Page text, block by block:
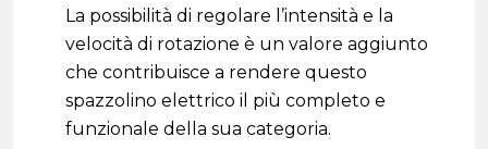
La possibilità di regolare l’intensità e la
velocità di rotazione è un valore aggiunto
che contribuisce a rendere questo
spazzolino elettrico il più completo e
funzionale della sua categoria.